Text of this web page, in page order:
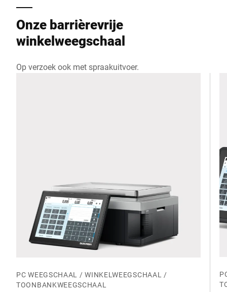
Onze barrièrevrije
winkelweegschaal
Op verzoek ook met spraakuitvoer.
PC WEEGSCHAAL / WINKELWEEGSCHAAL /
TOONBANKWEEGSCHAAL